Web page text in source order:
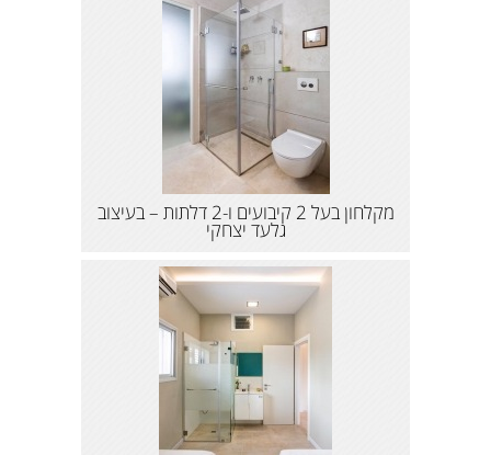
מקלחון בעל 2 קיבועים ו-2 דלתות – בעיצוב
גלעד יצחקי